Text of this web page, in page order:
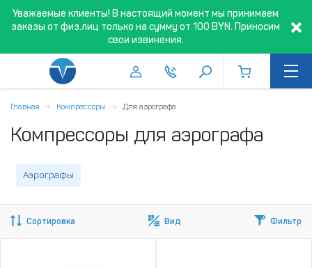
Уважаемые клиенты! В настоящий момент мы принимаем
заказы от физ.лиц только на сумму от 100 BYN. Приносим
свои извинения.
Главная Компрессоры Для аэрографа
Компрессоры для аэрографа
Аэрографы
Сортировка Вид Фильтр